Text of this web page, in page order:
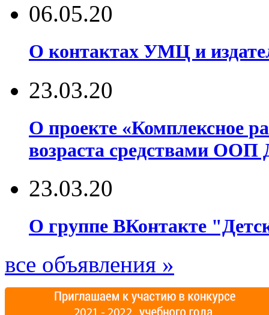
06.05.20
О контактах УМЦ и
23.03.20
О проекте «Комплексное
возраста средствами ООП
23.03.20
О группе ВКонтакте
все объявления »